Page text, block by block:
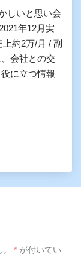
しいと思い会
年12月実
約2万/月 / 副
会社との交
に立つ情報
* が付いてい